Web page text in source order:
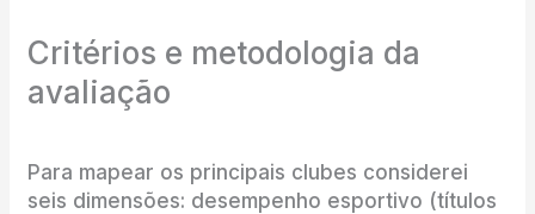
Critérios e metodologia da
avaliação
Para mapear os principais clubes considerei
seis dimensões: desempenho esportivo (títulos